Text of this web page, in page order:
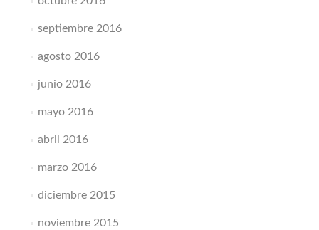
septiembre 2016
agosto 2016
junio 2016
mayo 2016
abril 2016
marzo 2016
diciembre 2015
noviembre 2015